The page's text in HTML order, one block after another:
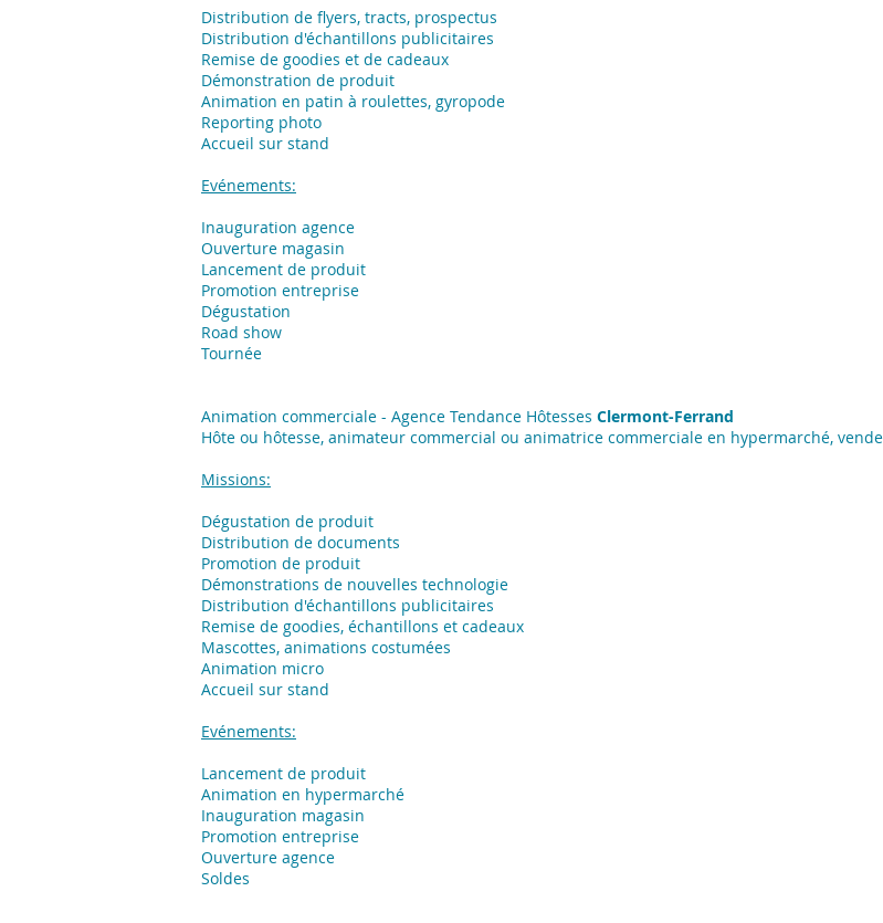
​Distribution de flyers, tracts, prospectus
Distribution d'échantillons publicitaires
Remise de goodies et de cadeaux
Démonstration de produit
Animation en patin à roulettes, gyropode
Reporting photo
Accueil sur stand
Evénements:
Inauguration agence
Ouverture magasin
Lancement de produit
Promotion entreprise
Dégustation
Road show
Tournée
Animation commerciale - Agence Tendance Hôtesses Clermont-Ferrand
Hôte ou hôtesse, animateur commercial ou animatrice commerciale en hypermarché,
Missions:
Dégustation de produit
Distribution de documents
Promotion de produit
Démonstrations de nouvelles technologie
Distribution d'échantillons publicitaires
Remise de goodies, échantillons et cadeaux
Mascottes, animations costumées
Animation micro
Accueil sur stand
Evénements:
Lancement de produit
Animation en hypermarché
Inauguration magasin
Promotion entreprise
Ouverture agence
Soldes